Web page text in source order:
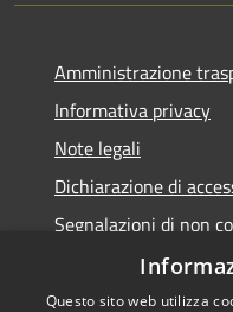
Amministrazione
Informativa privacy
Note legali
Dichiarazione di
Segnalazioni di non
Questo sito web utilizza